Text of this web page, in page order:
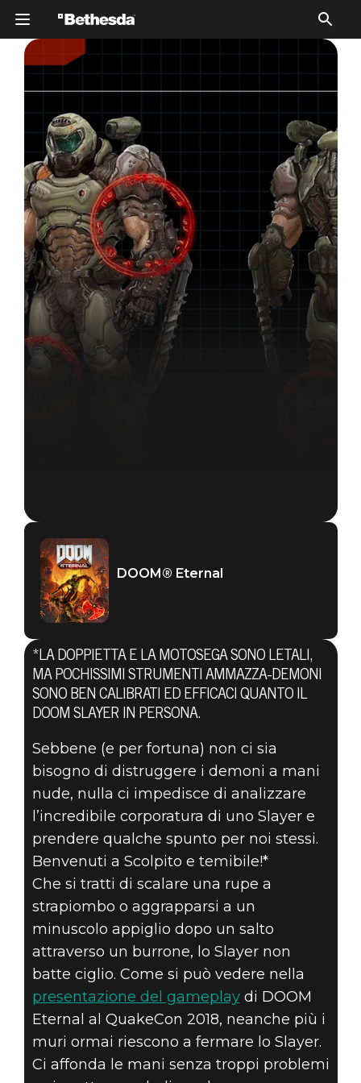
DOOM® Eternal
02 maggio 2019
SCOLPITO E
TEMIBILE #2A –
DORSALI E
SPORGENZE
DOOM® Eternal
*LA DOPPIETTA E LA MOTOSEGA SONO LETALI,
MA POCHISSIMI STRUMENTI AMMAZZA-DEMONI
SONO BEN CALIBRATI ED EFFICACI QUANTO IL
DOOM SLAYER IN PERSONA.
Sebbene (e per fortuna) non ci sia
bisogno di distruggere i demoni a mani
nude, nulla ci impedisce di analizzare
l’incredibile corporatura di uno Slayer e
prendere qualche spunto per noi stessi.
Benvenuti a Scolpito e temibile!*
Che si tratti di scalare una rupe a
strapiombo o aggrapparsi a un
minuscolo appiglio dopo un salto
attraverso un burrone, lo Slayer non
batte ciglio. Come si può vedere nella
presentazione del gameplaydi DOOM
Eternal al QuakeCon 2018, neanche più i
muri ormai riescono a fermare lo Slayer.
Ci affonda le mani senza troppi problemi